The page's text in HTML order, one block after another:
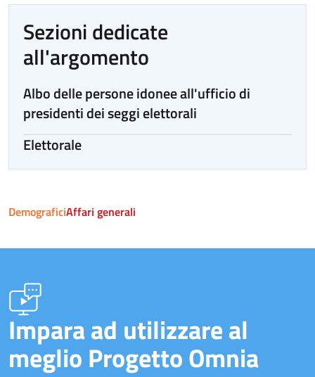
Sezioni dedicate
all'argomento
Albo delle persone idonee all'ufficio di
presidenti dei seggi elettorali
Elettorale
DemograficiAffari generali
Impara ad utilizzare al
meglio Progetto Omnia